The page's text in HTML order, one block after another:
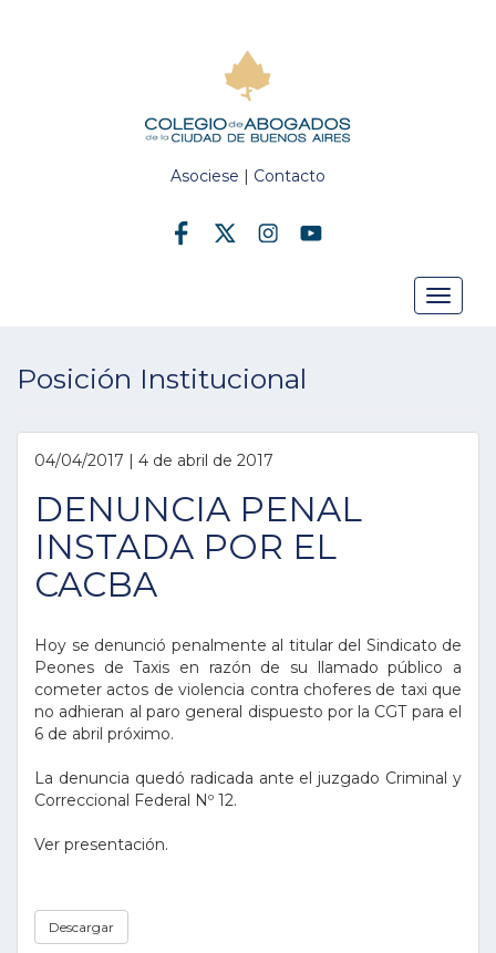
Asociese | Contacto
Toggle
Posición Institucional
04/04/2017 | 4 de abril de 2017
DENUNCIA PENAL
INSTADA POR EL
CACBA
Hoy se denunció penalmente al titular del Sindicato de
Peones de Taxis en razón de su llamado público a
cometer actos de violencia contra choferes de taxi que
no adhieran al paro general dispuesto por la CGT para el
6 de abril próximo.
La denuncia quedó radicada ante el juzgado Criminal y
Correccional Federal Nº 12.
Ver presentación.
Descargar